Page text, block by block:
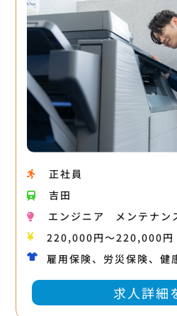
正社員
吉田
エンジニア
メンテナン
220,000円〜220,000
雇用保険、労災保険、
求人詳細